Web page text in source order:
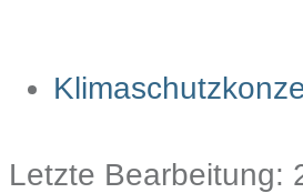
Letzte Bearbeitung: